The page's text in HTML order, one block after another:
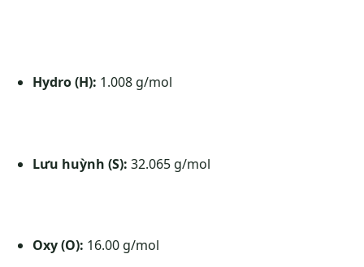
Hydro (H): 1.008 g/mol
Lưu huỳnh (S): 32.065 g/mol
Oxy (O): 16.00 g/mol